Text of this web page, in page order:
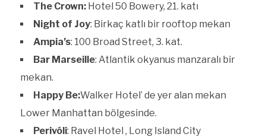
The Crown:Hotel 50 Bowery, 21. katı
Night of Joy: Birkaç katlı bir rooftop mekan
Ampia’s: 100 Broad Street, 3. kat.
Bar Marseille: Atlantik okyanus manzaralı bir
mekan.
Happy Be:Walker Hotel’ de yer alan mekan
Lower Manhattan bölgesinde.
Perivóli: Ravel Hotel , Long Island City